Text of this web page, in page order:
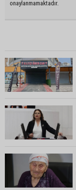
onaylanmamaktadır.